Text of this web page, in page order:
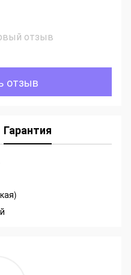
отзыв
отзыв
Гарантия